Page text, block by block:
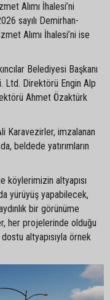
Alımı İhalesi’ni
sayılı Demirhan-
Alımı İhalesi’ni ise
Belediyesi Başkanı
Ltd. Direktörü Engin Alp
Ahmet Özaktürk
Karavezirler, imzalanan
beldede yatırımların
köylerimizin altyapısı
yürüyüş yapabilecek,
bir görünüme
her projelerinde olduğu
altyapısıyla örnek